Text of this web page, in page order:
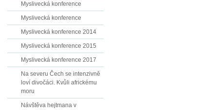
Myslivecká konference
Myslivecká konference
Myslivecká konference 2014
Myslivecká konference 2015
Myslivecká konference 2017
Na severu Čech se intenzivně
loví divočáci. Kvůli africkému
moru
Návštěva hejtmana v